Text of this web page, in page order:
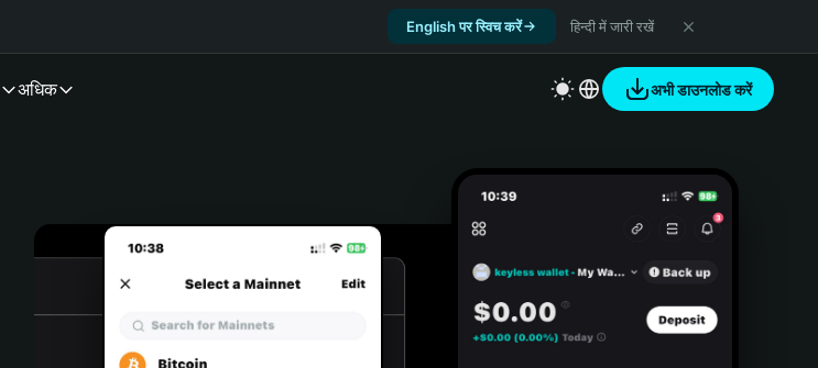
English पर स्विच करें हिन्दी में जारी रखें
अधिक अभी डाउनलोड करें